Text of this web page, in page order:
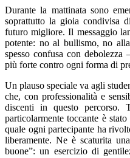
Durante la mattinata sono
soprattutto la gioia condivisa
futuro migliore. Il messaggio
potente: no al bullismo, no
spesso confusa con
più forte contro ogni forma di
Un plauso speciale va agli
che, con professionalità e
discenti in questo percorso.
particolarmente toccante è
quale ogni partecipante ha
liberamente. Ne è scaturita
buone”: un esercizio di